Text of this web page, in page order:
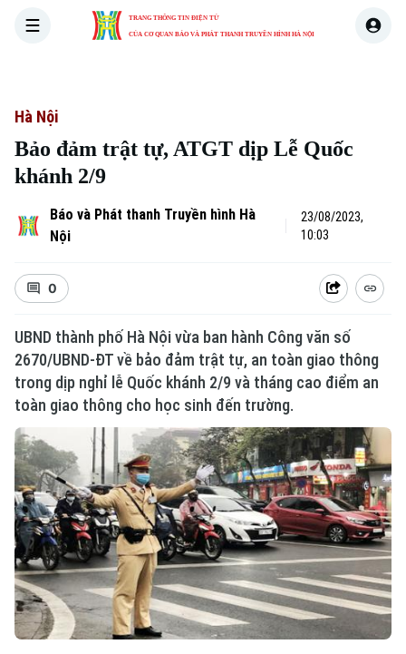
TRANG THÔNG TIN ĐIỆN TỬ
CỦA CƠ QUAN BÁO VÀ PHÁT THANH TRUYỀN HÌNH HÀ NỘI
Hà Nội
Bảo đảm trật tự, ATGT dịp Lễ Quốc
khánh 2/9
Báo và Phát thanh Truyền hình Hà
Nội
23/08/2023,
10:03
0
UBND thành phố Hà Nội vừa ban hành Công văn số
2670/UBND-ĐT về bảo đảm trật tự, an toàn giao thông
trong dịp nghỉ lễ Quốc khánh 2/9 và tháng cao điểm an
toàn giao thông cho học sinh đến trường.